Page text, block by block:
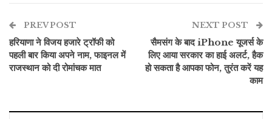
PREV POST
हरियाणा ने विजय हजारे ट्रॉफी को
पहली बार किया अपने नाम, फाइनल में
राजस्थान को दी रोमांचक मात
NEXT POST
सैमसंग के बाद iPhone यूजर्स के
लिए आया सरकार का हाई अलर्ट, हैक
हो सकता है आपका फोन, तुरंत करें यह
काम